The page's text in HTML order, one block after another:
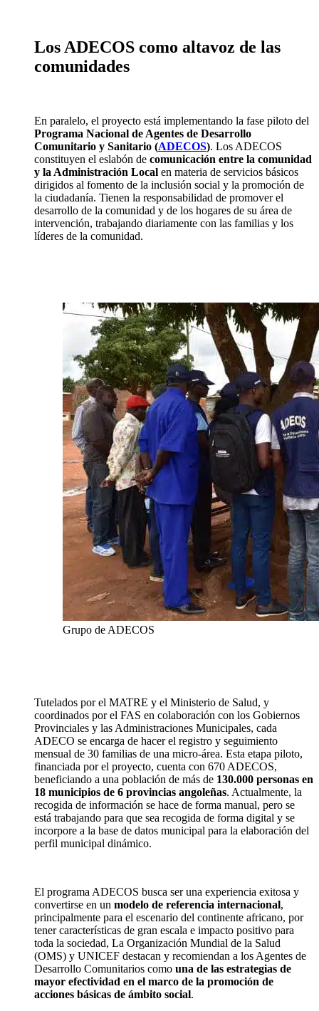
Los ADECOS como altavoz de las
comunidades
En paralelo, el proyecto está implementando la fase piloto del
Programa Nacional de Agentes de Desarrollo
Comunitario y Sanitario (ADECOS). Los ADECOS
constituyen el eslabón de comunicación entre la comunidad
y la Administración Local en materia de servicios básicos
dirigidos al fomento de la inclusión social y la promoción de
la ciudadanía. Tienen la responsabilidad de promover el
desarrollo de la comunidad y de los hogares de su área de
intervención, trabajando diariamente con las familias y los
líderes de la comunidad.
Grupo de ADECOS
Tutelados por el MATRE y el Ministerio de Salud, y
coordinados por el FAS en colaboración con los Gobiernos
Provinciales y las Administraciones Municipales, cada
ADECO se encarga de hacer el registro y seguimiento
mensual de 30 familias de una micro-área. Esta etapa piloto,
financiada por el proyecto, cuenta con 670 ADECOS,
beneficiando a una población de más de 130.000 personas en
18 municipios de 6 provincias angoleñas. Actualmente, la
recogida de información se hace de forma manual, pero se
está trabajando para que sea recogida de forma digital y se
incorpore a la base de datos municipal para la elaboración del
perfil municipal dinámico.
El programa ADECOS busca ser una experiencia exitosa y
convertirse en un modelo de referencia internacional,
principalmente para el escenario del continente africano, por
tener características de gran escala e impacto positivo para
toda la sociedad, La Organización Mundial de la Salud
(OMS) y UNICEF destacan y recomiendan a los Agentes de
Desarrollo Comunitarios como una de las estrategias de
mayor efectividad en el marco de la promoción de
acciones básicas de ámbito social.